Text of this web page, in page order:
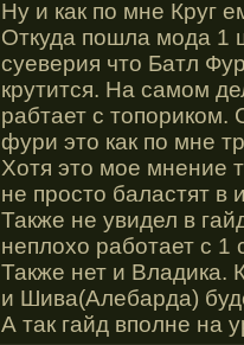
Ну и как по мне Круг
Откуда пошла мода 1
суеверия что Батл
крутится. На самом
рабтает с
фури это как по мне
Хотя это мое мнение
не просто баластят в
Также не увидел в
неплохо работает с
Также нет и Владика.
и Шива(Алебарда)
А так гайд вполне на